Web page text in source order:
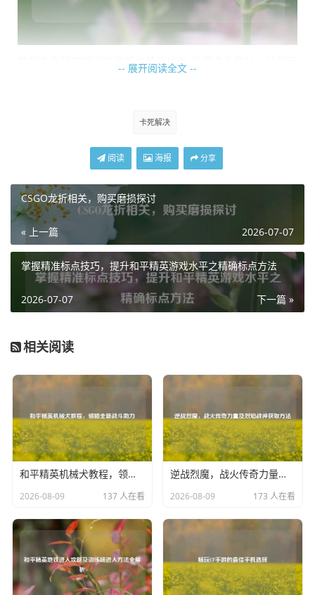
某些角色拥有瞬间加速或位移的技能,当遭遇卡死时，他们可
复杂或网络延迟等因素导致的角色卡顿。
还有一些人物具备特殊的生存技能,在卡死时，这些技能或许
能让角色更好地应对当前不利局面，比如拥有短暂无敌效果
的技能，即使处于卡死状态，也能利用这段无敌时间稍作调
整，等待卡死问题自行缓解或者寻找机会重新恢复正常操
作。
要确定哪个人物绝对可以脱离卡死并非易事,因为卡死的原因
多种多样，而且游戏环境也在不断变化，那些具有灵活机动
性和特殊应急技能的人物相对来说在应对卡死情况时可能会
更有优势。
们在面对卡死时的实际表现，游戏开发者也在持续优化游戏
卡死方面的潜在能力，对于玩家在游戏中更好地应对突发状
义的，虽然不能确切地说逆战中哪个人物一定能完全脱离卡
死，但通过对各人物特性的了解，玩家能在遇到问题时多一
些应对的思路和方法。
-- 展开阅读全文 --
卡死解决
阅读 海报 分享
CSGO龙折相关，购买磨损探讨
« 上一篇 2026-07-07
掌握精准标点技巧，提升和平精英游戏水平之精确标点方法
下一篇 »
2026-07-07
相关阅读
和平精英机械犬教程，领略全新战斗助力
2026-08-09 137 人在看
逆战烈魔，战火传奇力量及烈焰战神获取方法
2026-08-09 173 人在看